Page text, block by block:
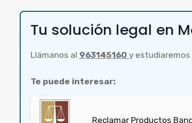
Tu solución legal en
Llámanos al 963145160 y estudiaremos
Te puede interesar:
Reclamar Productos